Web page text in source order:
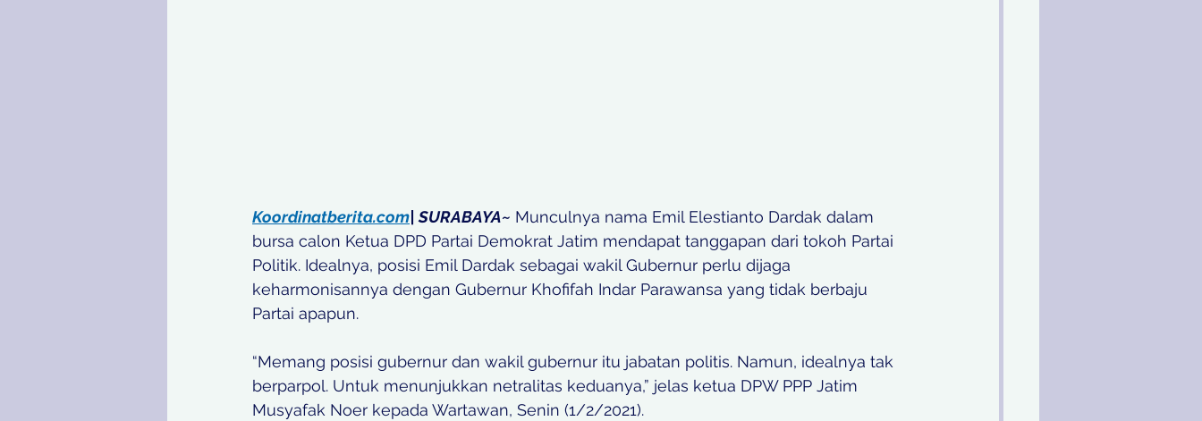
Koordinatberita.com | SURABAYA~ Munculnya nama Emil Elestianto Dardak dalam
bursa calon Ketua DPD Partai Demokrat Jatim mendapat tanggapan dari tokoh Partai
Politik. Idealnya, posisi Emil Dardak sebagai wakil Gubernur perlu dijaga
keharmonisannya dengan Gubernur Khofifah Indar Parawansa yang tidak berbaju
Partai apapun.
“Memang posisi gubernur dan wakil gubernur itu jabatan politis. Namun, idealnya tak
berparpol. Untuk menunjukkan netralitas keduanya,” jelas ketua DPW PPP Jatim
Musyafak Noer kepada Wartawan, Senin (1/2/2021).